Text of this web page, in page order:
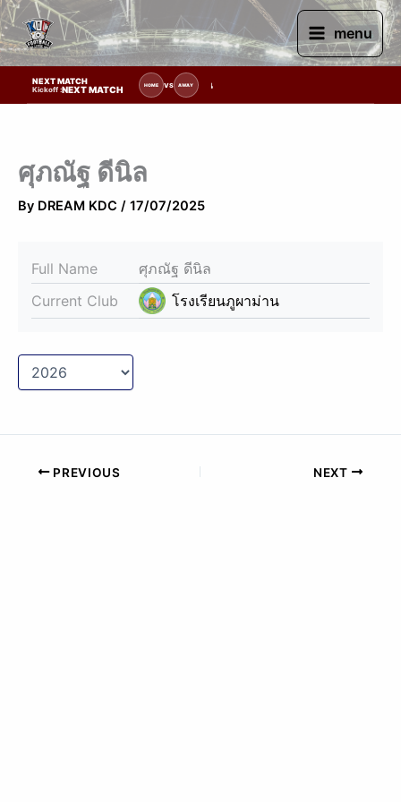
Skip
to
content
menu
NEXT MATCH
Kickoff :NEXT MATCH HOME VS AWAY
รายการแข่งขัน | รอระบุวันแข่งขัน | รอข้อมูลทีมแข่งขัน
ศุภณัฐ ดีนิล
By DREAM KDC / 17/07/2025
Full Name
ศุภณัฐ ดีนิล
Current Club
โรงเรียนภูผาม่าน
PREVIOUS NEXT